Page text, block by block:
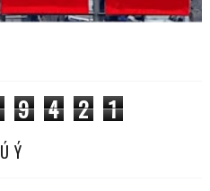
9 4 2 1
Ý